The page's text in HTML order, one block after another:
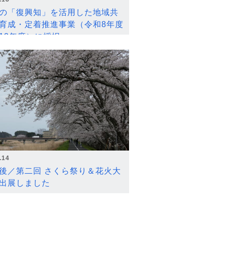
「復興知」を活用した地域共
成・定着推進事業（令和8年度
年度）に採択
／第二回 さくら祭り＆花火大
展しました